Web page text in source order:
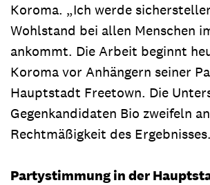
Koroma. „Ich werde
Wohlstand bei allen Menschen
ankommt. Die Arbeit beginnt
Koroma vor Anhängern seiner
Hauptstadt Freetown. Die
Gegenkandidaten Bio zweifeln
Rechtmäßigkeit des Ergebnisses.
Partystimmung in der